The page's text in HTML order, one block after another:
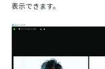
表示できます。